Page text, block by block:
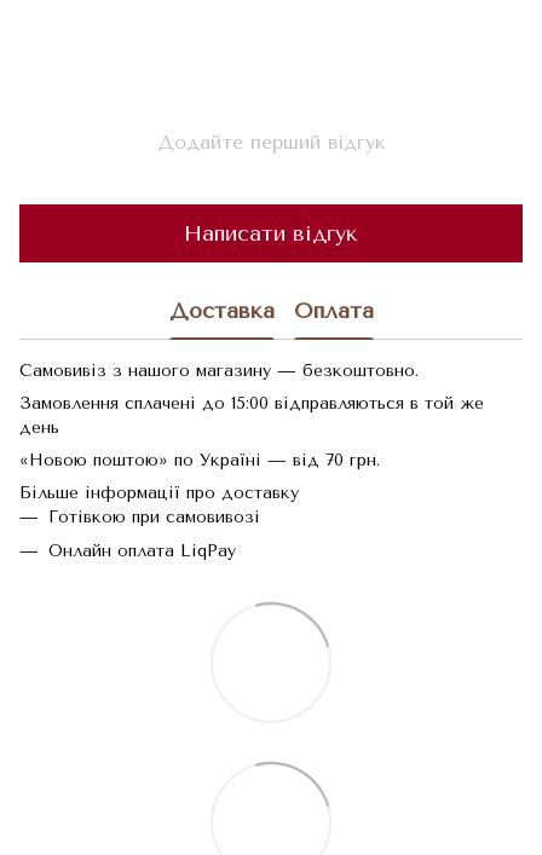
Додайте перший відгук
Написати відгук
Доставка Оплата
Самовивіз з нашого магазину — безкоштовно.
Замовлення сплачені до 15:00 відправляються в той же
день
«Новою поштою» по Україні — від 70 грн.
Більше інформації про доставку
Готівкою при самовивозі
Онлайн оплата LiqPay